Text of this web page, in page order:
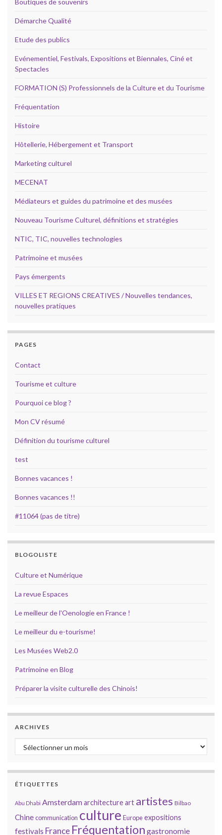
Boutiques de souvenirs
Démarche Qualité
Etude des publics
Evénementiel, Festivals, Expositions et Biennales, Ciné et
Spectacles
FORMATION (S) Professionnels de la Culture et du Tourisme
Fréquentation
Histoire
Hôtellerie, Hébergement et Transport
Marketing culturel
MECENAT
Médiateurs et guides du patrimoine et des musées
Nouveau Tourisme Culturel, définitions et stratégies
NTIC, TIC, nouvelles technologies
Patrimoine et musées
Pays émergents
VILLES ET REGIONS CREATIVES / Nouvelles tendances,
nouvelles pratiques
PAGES
Contact
Tourisme et culture
Pourquoi ce blog ?
Mon CV résumé
Définition du tourisme culturel
test
Bonnes vacances !
Bonnes vacances !!
#11064 (pas de titre)
BLOGOLISTE
Culture et Numérique
La revue Espaces
Le meilleur de l'Oenologie en France !
Le meilleur du e-tourisme!
Les Musées Web2.0
Patrimoine en Blog
Préparer la visite culturelle des Chinois!
ARCHIVES
Archives
ÉTIQUETTES
Abu Dhabi Amsterdamarchitectureart artistes Bilbao
Chinecommunication culture Europeexpositions
festivals France Fréquentation gastronomie